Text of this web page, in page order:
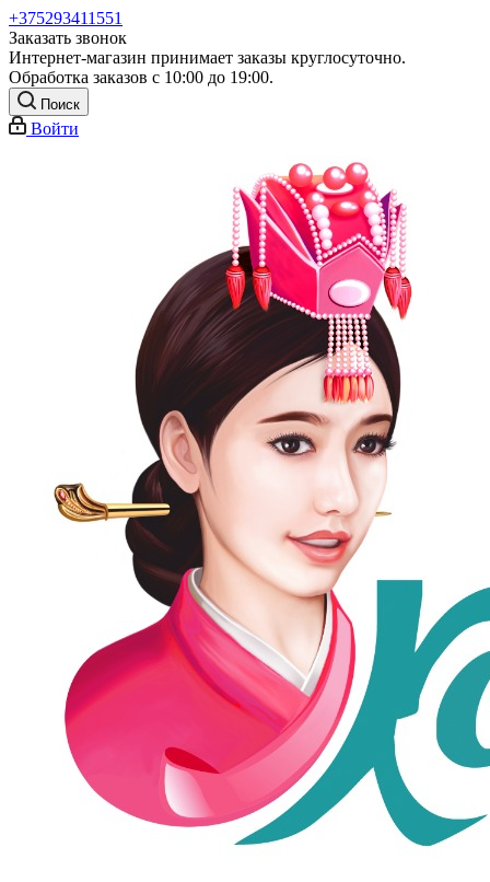
+375293411551
Заказать звонок
Интернет-магазин принимает заказы круглосуточно.
Обработка заказов с 10:00 до 19:00.
Поиск
Войти